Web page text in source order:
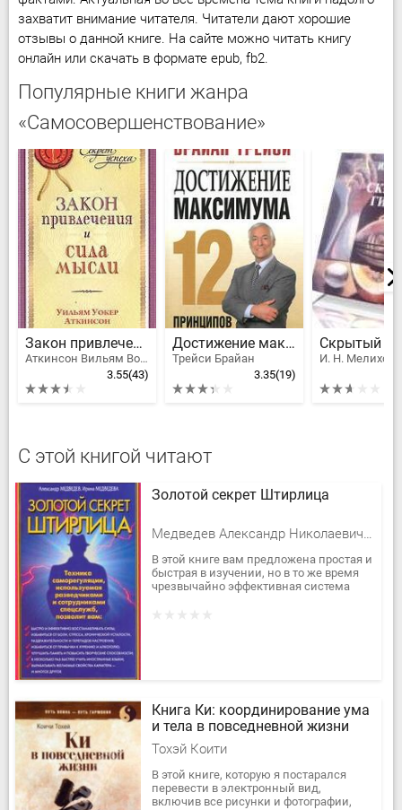
захватит внимание читателя. Читатели дают хорошие
отзывы о данной книге. На сайте можно читать книгу
онлайн или скачать в формате epub, fb2.
Популярные книги жанра
«Самосовершенствование»
Закон привлечения и сила мысли
Аткинсон Вильям Волкер Рамачарака Йог
3.55(43)
Достижение максимума
Трейси Брайан
3.35(19)
И. Н. Мелихов
С этой книгой читают
Золотой секрет Штирлица
Медведев Александр Николаевич, Медведева Ирина Борисовна
В этой книге вам предложена простая и
быстрая в изучении, но в то же время
чрезвычайно эффективная система
Книга Ки: координирование ума
и тела в повседневной жизни
Тохэй Коити
В этой книге, которую я постарался
перевести в электронный вид,
включив все рисунки и фотографии,